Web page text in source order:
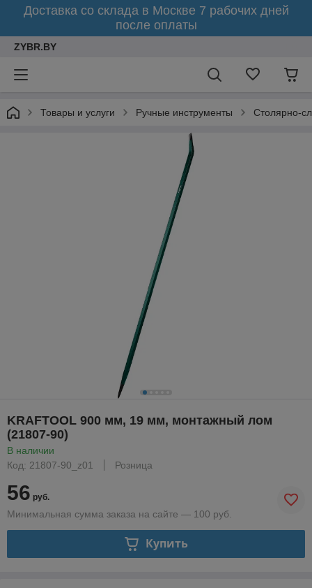
Доставка со склада в Москве 7 рабочих дней
после оплаты
ZYBR.BY
Товары и услуги Ручные инструменты Столярно-
KRAFTOOL 900 мм, 19 мм, монтажный лом
(21807-90)
В наличии
Код: 21807-90_z01
Розница
56 руб.
Минимальная сумма заказа на сайте — 100 руб.
Купить